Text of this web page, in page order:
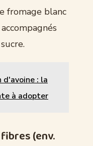
fromage blanc
d'avoine : la
à adopter
(env.